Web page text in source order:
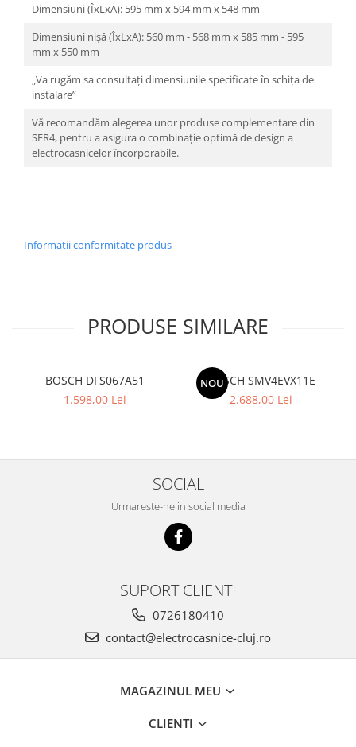
Dimensiuni (ÎxLxA): 595 mm x 594 mm x 548 mm
Dimensiuni nișă (ÎxLxA): 560 mm - 568 mm x 585 mm - 595
mm x 550 mm
„Va rugăm sa consultați dimensiunile specificate în schița de
instalare”
Vă recomandăm alegerea unor produse complementare din
SER4, pentru a asigura o combinație optimă de design a
electrocasnicelor încorporabile.
Informatii conformitate produs
PRODUSE SIMILARE
BOSCH DFS067A51
1.598,00 Lei
NOU
BOSCH SMV4EVX11E
2.688,00 Lei
SOCIAL
Urmareste-ne in social media
SUPORT CLIENTI
0726180410
contact@electrocasnice-cluj.ro
MAGAZINUL MEU
CLIENTI